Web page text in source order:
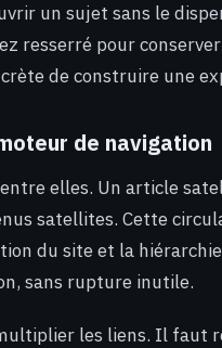
un sujet sans le
resserré pour
de construire une
de navigation
elles. Un article
satellites. Cette
du site et la
sans rupture inutile.
les liens. Il faut